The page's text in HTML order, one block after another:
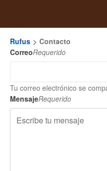
Rufus
Contacto
CorreoRequerido
Tu correo electrónico se
MensajeRequerido